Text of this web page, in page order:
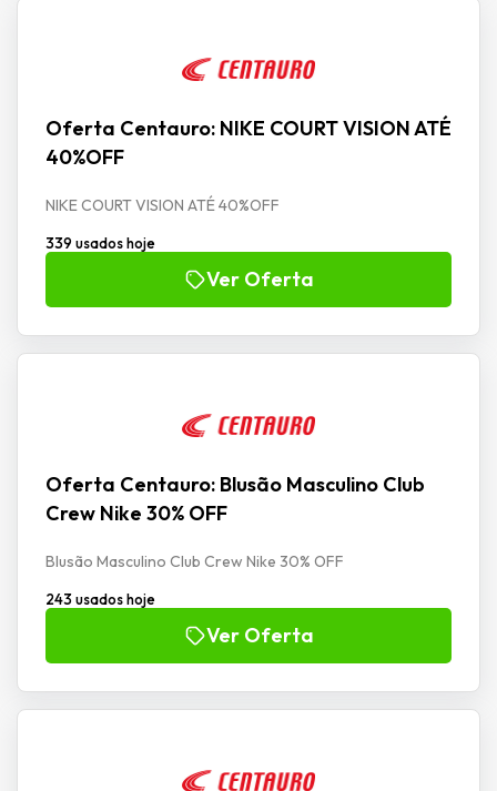
Oferta Centauro: NIKE COURT VISION ATÉ
40%OFF
NIKE COURT VISION ATÉ 40%OFF
339 usados hoje
Ver Oferta
Oferta Centauro: Blusão Masculino Club
Crew Nike 30% OFF
Blusão Masculino Club Crew Nike 30% OFF
243 usados hoje
Ver Oferta